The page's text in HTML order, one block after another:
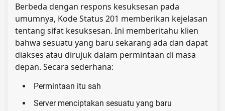
Berbeda dengan respons kesuksesan pada
umumnya, Kode Status 201 memberikan kejelasan
tentang sifat kesuksesan. Ini memberitahu klien
bahwa sesuatu yang baru sekarang ada dan dapat
diakses atau dirujuk dalam permintaan di masa
depan. Secara sederhana:
Permintaan itu sah
Server menciptakan sesuatu yang baru